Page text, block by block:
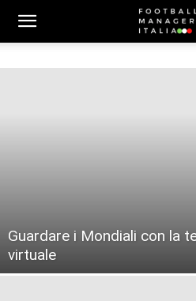
Guardare i Mondiali con la
virtuale